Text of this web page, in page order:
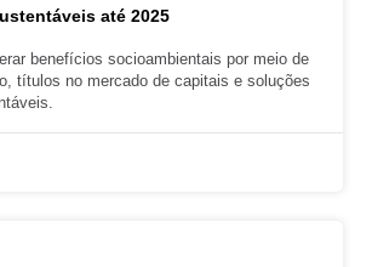
até 2025
benefícios socioambientais por meio de
títulos no mercado de capitais e soluções